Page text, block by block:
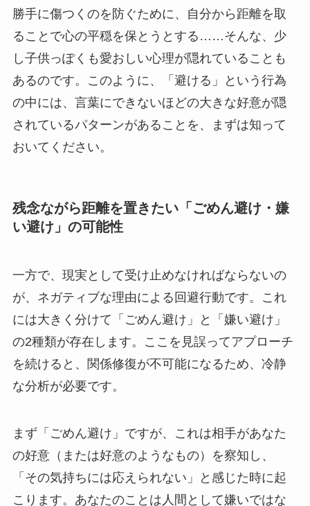
勝手に傷つくのを防ぐために、自分から距離を取
ることで心の平穏を保とうとする……そんな、少
し子供っぽくも愛おしい心理が隠れていることも
あるのです。このように、「避ける」という行為
の中には、言葉にできないほどの大きな好意が隠
されているパターンがあることを、まずは知って
おいてください。
残念ながら距離を置きたい「ごめん避け・嫌
い避け」の可能性
一方で、現実として受け止めなければならないの
が、ネガティブな理由による回避行動です。これ
には大きく分けて「ごめん避け」と「嫌い避け」
の2種類が存在します。ここを見誤ってアプローチ
を続けると、関係修復が不可能になるため、冷静
な分析が必要です。
まず「ごめん避け」ですが、これは相手があなた
の好意（または好意のようなもの）を察知し、
「その気持ちには応えられない」と感じた時に起
こります。あなたのことは人間として嫌いではな